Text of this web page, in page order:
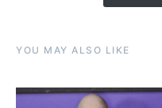
YOU MAY ALSO LIKE